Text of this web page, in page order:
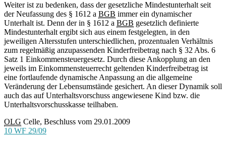
Weiter ist zu bedenken, dass der gesetzliche Mindestunterhalt seit
der Neufassung des § 1612 a BGB immer ein dynamischer
Unterhalt ist. Denn der in § 1612 a BGB gesetzlich definierte
Mindestunterhalt ergibt sich aus einem festgelegten, in den
jeweiligen Altersstufen unterschiedlichen, prozentualen Verhältnis
zum regelmäßig anzupassenden Kinderfreibetrag nach § 32 Abs. 6
Satz 1 Einkommensteuergesetz. Durch diese Ankopplung an den
jeweils im Einkommensteuerrecht geltenden Kinderfreibetrag ist
eine fortlaufende dynamische Anpassung an die allgemeine
Veränderung der Lebensumstände gesichert. An dieser Dynamik soll
auch das auf Unterhaltsvorschuss angewiesene Kind bzw. die
Unterhaltsvorschusskasse teilhaben.
OLG Celle, Beschluss vom 29.01.2009
10 WF 29/09